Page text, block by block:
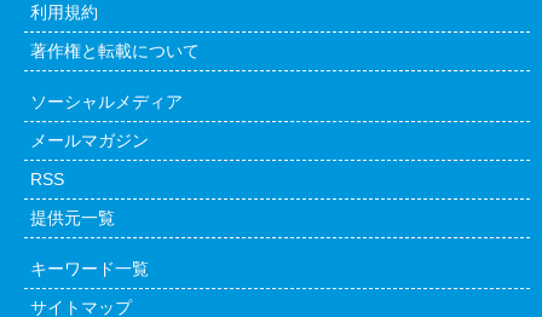
利用規約
著作権と転載について
ソーシャルメディア
メールマガジン
RSS
提供元一覧
キーワード一覧
サイトマップ